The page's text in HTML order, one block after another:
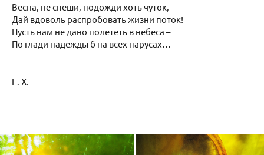
Весна, не спеши, подожди хоть чуток,
Дай вдоволь распробовать жизни поток!
Пусть нам не дано полететь в небеса –
По глади надежды б на всех парусах…
Е. Х.